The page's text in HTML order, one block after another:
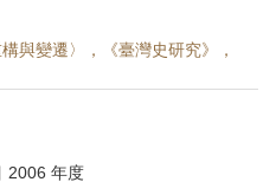
與變遷〉，《臺灣史研究》，
2006 年度